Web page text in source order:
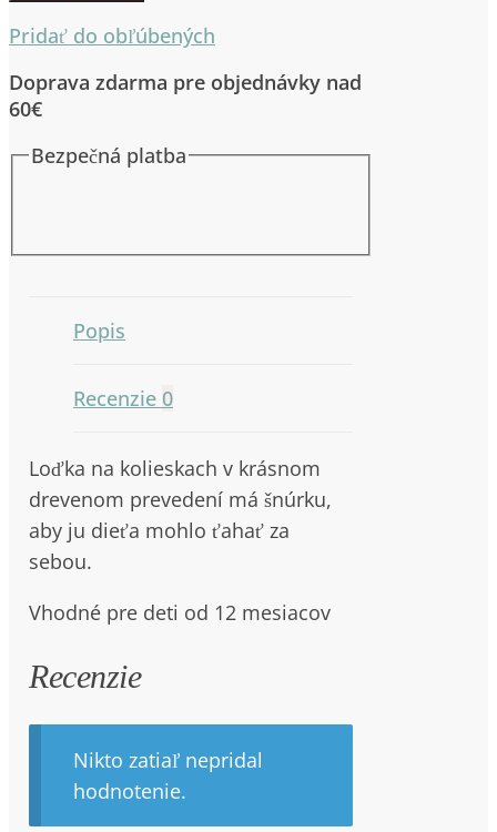
DUTCH
LOĎKA
NÁMORNÍCKY
ZÁLIV
1r.+
Pridať do obľúbených
Doprava zdarma pre objednávky nad
60€
Bezpečná platba
Popis
Recenzie 0
Loďka na kolieskach v krásnom
drevenom prevedení má šnúrku,
aby ju dieťa mohlo ťahať za
sebou.
Vhodné pre deti od 12 mesiacov
Recenzie
Nikto zatiaľ nepridal
hodnotenie.